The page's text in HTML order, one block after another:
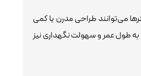
می‌توانند طراحی مدرن یا کمی
به طول عمر و سهولت نگهداری نیز